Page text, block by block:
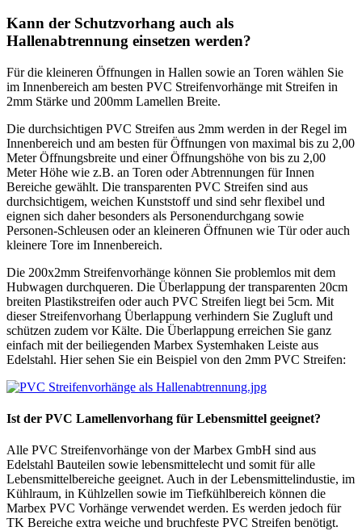
Kann der Schutzvorhang auch als
Hallenabtrennung einsetzen werden?
Für die kleineren Öffnungen in Hallen sowie an Toren wählen Sie
im Innenbereich am besten PVC Streifenvorhänge mit Streifen in
2mm Stärke und 200mm Lamellen Breite.
Die durchsichtigen PVC Streifen aus 2mm werden in der Regel im
Innenbereich und am besten für Öffnungen von maximal bis zu 2,00
Meter Öffnungsbreite und einer Öffnungshöhe von bis zu 2,00
Meter Höhe wie z.B. an Toren oder Abtrennungen für Innen
Bereiche gewählt. Die transparenten PVC Streifen sind aus
durchsichtigem, weichen Kunststoff und sind sehr flexibel und
eignen sich daher besonders als Personendurchgang sowie
Personen-Schleusen oder an kleineren Öffnunen wie Tür oder auch
kleinere Tore im Innenbereich.
Die 200x2mm Streifenvorhänge können Sie problemlos mit dem
Hubwagen durchqueren. Die Überlappung der transparenten 20cm
breiten Plastikstreifen oder auch PVC Streifen liegt bei 5cm. Mit
dieser Streifenvorhang Überlappung verhindern Sie Zugluft und
schützen zudem vor Kälte. Die Überlappung erreichen Sie ganz
einfach mit der beiliegenden Marbex Systemhaken Leiste aus
Edelstahl. Hier sehen Sie ein Beispiel von den 2mm PVC Streifen:
Ist der PVC Lamellenvorhang für Lebensmittel geeignet?
Alle PVC Streifenvorhänge von der Marbex GmbH sind aus
Edelstahl Bauteilen sowie lebensmittelecht und somit für alle
Lebensmittelbereiche geeignet. Auch in der Lebensmittelindustie, im
Kühlraum, in Kühlzellen sowie im Tiefkühlbereich können die
Marbex PVC Vorhänge verwendet werden. Es werden jedoch für
TK Bereiche extra weiche und bruchfeste PVC Streifen benötigt.